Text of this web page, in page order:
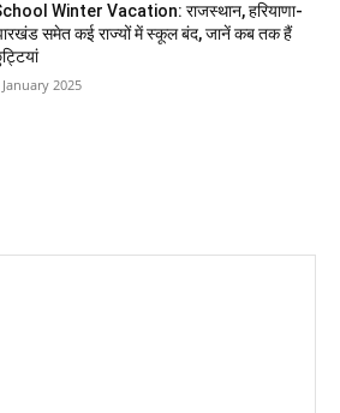
Winter Vacation: राजस्थान, हरियाणा-
समेत कई राज्यों में स्कूल बंद, जानें कब तक हैं
January 2025